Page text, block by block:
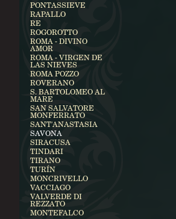
PONTASSIEVE
RAPALLO
RE
ROGOROTTO
ROMA - DIVINO
AMOR
ROMA - VIRGEN DE
LAS NIEVES
ROMA POZZO
ROVERANO
S. BARTOLOMEO AL
MARE
SAN SALVATORE
MONFERRATO
SANT'ANASTASIA
SAVONA
SIRACUSA
TINDARI
TIRANO
TURÍN
MONCRIVELLO
VACCIAGO
VALVERDE DI
REZZATO
MONTEFALCO